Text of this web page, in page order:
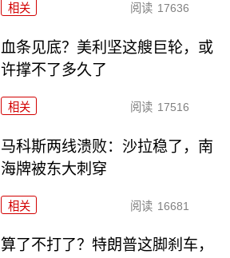
相关 阅读 17636
血条见底？美利坚这艘巨轮，或
许撑不了多久了
相关 阅读 17516
马科斯两线溃败：沙拉稳了，南
海牌被东大刺穿
相关 阅读 16681
算了不打了？特朗普这脚刹车，